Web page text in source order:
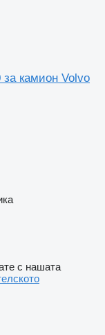
за камион Volvo
с нашата